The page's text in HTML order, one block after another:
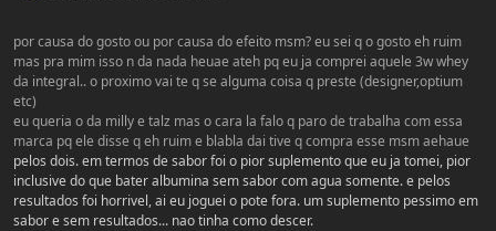
por causa do gosto ou por causa do efeito msm? eu sei q o gosto eh ruim
mas pra mim isso n da nada heuae ateh pq eu ja comprei aquele 3w whey
da integral.. o proximo vai te q se alguma coisa q preste (designer,optium
etc)
eu queria o da milly e talz mas o cara la falo q paro de trabalha com essa
marca pq ele disse q eh ruim e blabla dai tive q compra esse msm aehaue
pelos dois. em termos de sabor foi o pior suplemento que eu ja tomei, pior
inclusive do que bater albumina sem sabor com agua somente. e pelos
resultados foi horrivel, ai eu joguei o pote fora. um suplemento pessimo em
sabor e sem resultados... nao tinha como descer.